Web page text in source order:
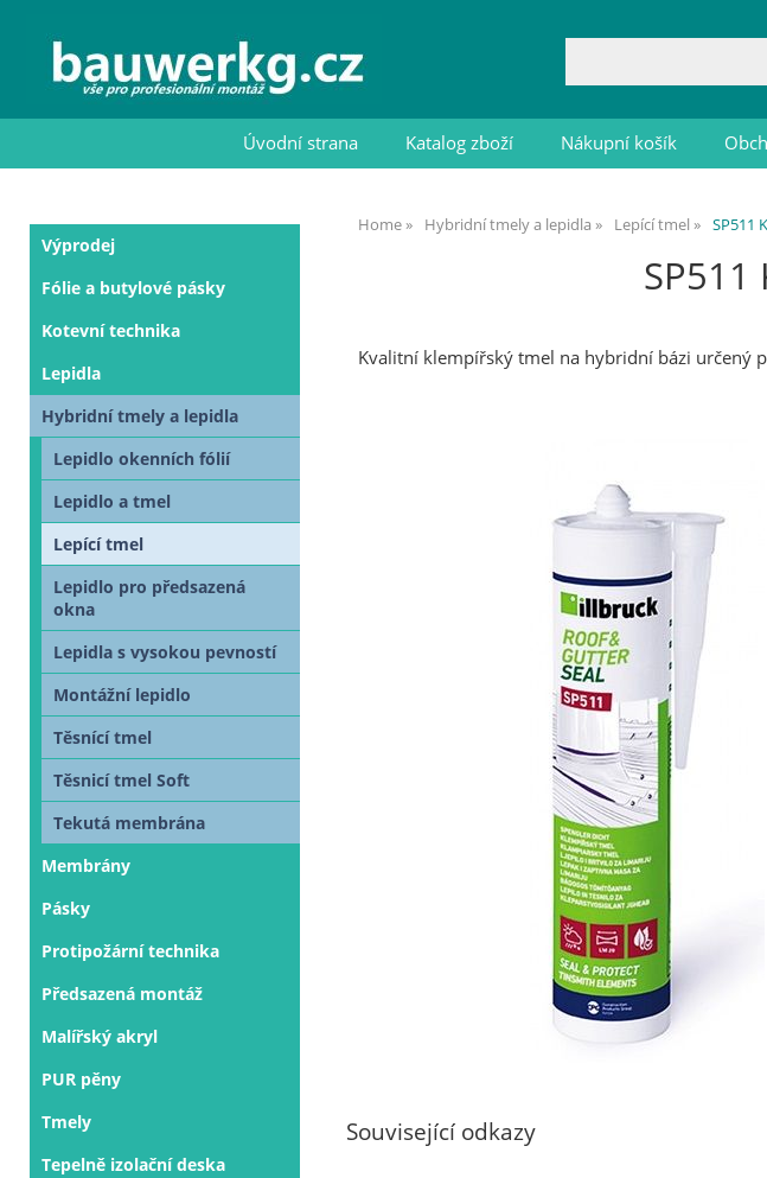
Úvodní strana Katalog zboží Nákupní košík
Home Hybridní tmely a lepidla Lepící tmel SP511
Kvalitní klempířský tmel na hybridní bázi určený
Související odkazy
Výprodej
Fólie a butylové pásky
Kotevní technika
Lepidla
Hybridní tmely a lepidla
Lepidlo okenních fólií
Lepidlo a tmel
Lepící tmel
Lepidlo pro předsazená
okna
Lepidla s vysokou pevností
Montážní lepidlo
Těsnící tmel
Těsnicí tmel Soft
Tekutá membrána
Membrány
Pásky
Protipožární technika
Předsazená montáž
Malířský akryl
PUR pěny
Tmely
Tepelně izolační deska